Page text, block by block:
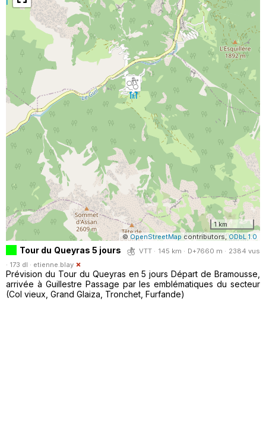
1 km
© OpenStreetMap contributors,ODbL 1.0
Tour du Queyras 5 jours
VTT · 145 km · D+7660 m · 2384 vus
· 173 dl · etienne.blay
Prévision du Tour du Queyras en 5 jours Départ de Bramousse,
arrivée à Guillestre Passage par les emblématiques du secteur
(Col vieux, Grand Glaiza, Tronchet, Furfande)